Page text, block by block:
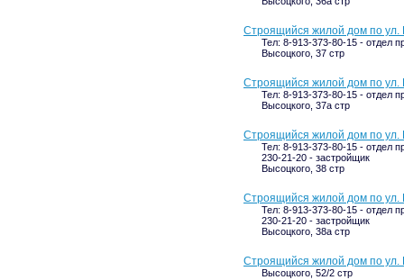
Строящийся жилой дом по ул.
Тел: 8-913-373-80-15 - отдел
Высоцкого, 37 стр
Строящийся жилой дом по ул.
Тел: 8-913-373-80-15 - отдел
Высоцкого, 37а стр
Строящийся жилой дом по ул.
Тел: 8-913-373-80-15 - отдел
230-21-20 - застройщик
Высоцкого, 38 стр
Строящийся жилой дом по ул.
Тел: 8-913-373-80-15 - отдел
230-21-20 - застройщик
Высоцкого, 38а стр
Строящийся жилой дом по ул.
Высоцкого, 52/2 стр